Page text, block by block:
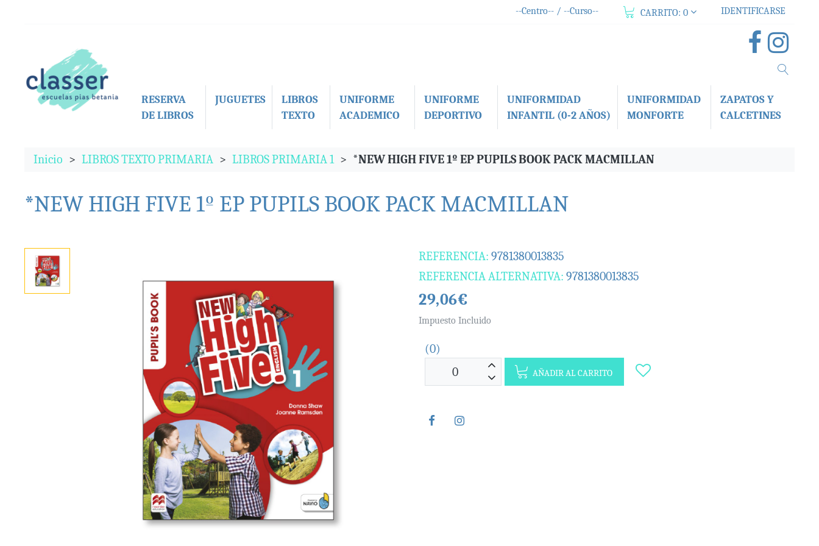
--Centro-- / --Curso-- CARRITO: 0 IDENTIFICARSE
RESERVA
DE LIBROS
JUGUETES
LIBROS
TEXTO
UNIFORME
ACADEMICO
UNIFORME
DEPORTIVO
UNIFORMIDAD
INFANTIL (0-2 AÑOS)
UNIFORMIDAD
MONFORTE
ZAPATOS Y
CALCETINES
Inicio LIBROS TEXTO PRIMARIA LIBROS PRIMARIA 1 *NEW HIGH FIVE 1º EP PUPILS BOOK PACK MACMILLAN
*NEW HIGH FIVE 1º EP PUPILS BOOK PACK MACMILLAN
REFERENCIA: 9781380013835
REFERENCIA ALTERNATIVA: 9781380013835
29,06€
Impuesto Incluido
(0)
AÑADIR AL CARRITO